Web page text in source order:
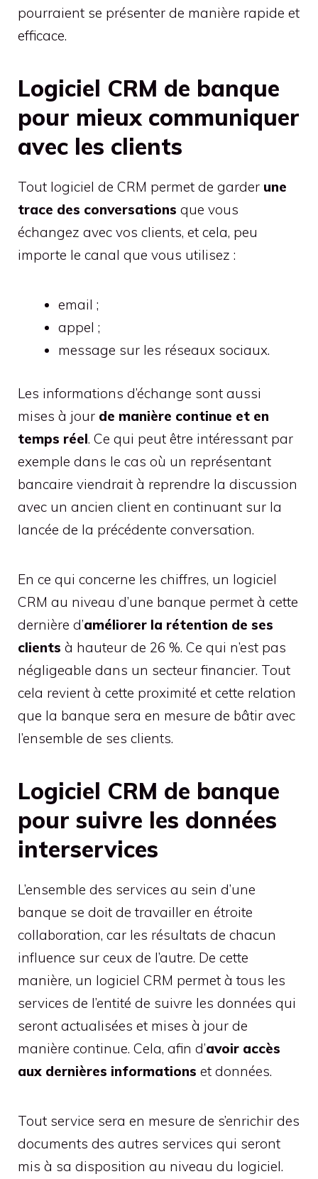
pourraient se présenter de manière rapide et
efficace.
Logiciel CRM de banque
pour mieux communiquer
avec les clients
Tout logiciel de CRM permet de garder une
trace des conversations que vous
échangez avec vos clients, et cela, peu
importe le canal que vous utilisez :
email ;
appel ;
message sur les réseaux sociaux.
Les informations d’échange sont aussi
mises à jour de manière continue et en
temps réel. Ce qui peut être intéressant par
exemple dans le cas où un représentant
bancaire viendrait à reprendre la discussion
avec un ancien client en continuant sur la
lancée de la précédente conversation.
En ce qui concerne les chiffres, un logiciel
CRM au niveau d’une banque permet à cette
dernière d’améliorer la rétention de ses
clients à hauteur de 26 %. Ce qui n’est pas
négligeable dans un secteur financier. Tout
cela revient à cette proximité et cette relation
que la banque sera en mesure de bâtir avec
l’ensemble de ses clients.
Logiciel CRM de banque
pour suivre les données
interservices
L’ensemble des services au sein d’une
banque se doit de travailler en étroite
collaboration, car les résultats de chacun
influence sur ceux de l’autre. De cette
manière, un logiciel CRM permet à tous les
services de l’entité de suivre les données qui
seront actualisées et mises à jour de
manière continue. Cela, afin d’avoir accès
aux dernières informations et données.
Tout service sera en mesure de s’enrichir des
documents des autres services qui seront
mis à sa disposition au niveau du logiciel.